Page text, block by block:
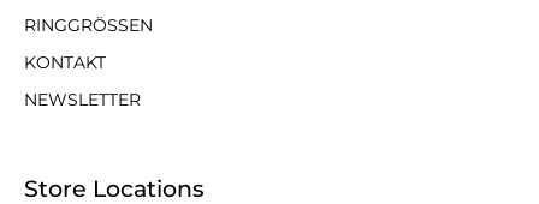
RINGGRÖSSEN
KONTAKT
NEWSLETTER
Store Locations